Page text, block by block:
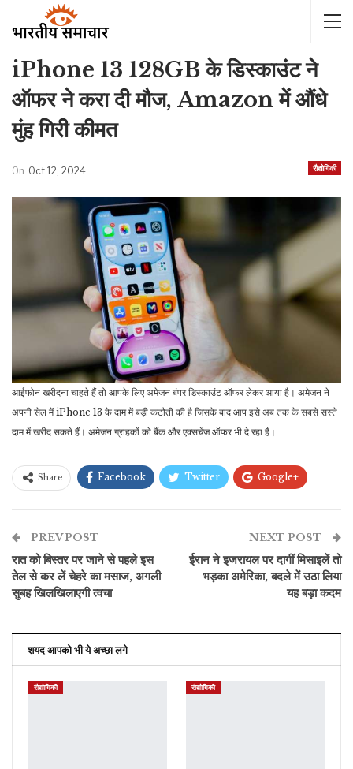
iPhone 13 128GB के डिस्काउंट ने
ऑफर ने करा दी मौज, Amazon में औंधे
मुंह गिरी कीमत
रौद्योगिकी
On Oct 12, 2024
आईफोन खरीदना चाहते हैं तो आपके लिए अमेजन बंपर डिस्काउंट ऑफर लेकर आया है। अमेजन ने
अपनी सेल में iPhone 13 के दाम में बड़ी कटौती की है जिसके बाद आप इसे अब तक के सबसे सस्ते
दाम में खरीद सकते हैं। अमेजन ग्राहकों को बैंक और एक्सचेंज ऑफर भी दे रहा है।
Share Facebook Twitter Google+
ईमेल
PREV POST
रात को बिस्तर पर जाने से पहले इस
तेल से कर लें चेहरे का मसाज, अगली
सुबह खिलखिलाएगी त्वचा
NEXT POST
ईरान ने इजरायल पर दागीं मिसाइलें तो
भड़का अमेरिका, बदले में उठा लिया
यह बड़ा कदम
शयद आपको भी ये अच्छा लगे
रौद्योगिकी रौद्योगिकी